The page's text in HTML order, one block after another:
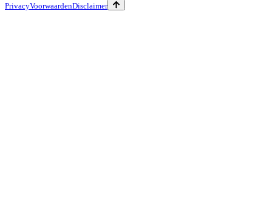
PrivacyVoorwaardenDisclaimer